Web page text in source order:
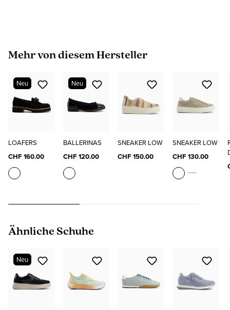
Produktgalerie überspringen
Mehr von diesem Hersteller
Neu
LOAFERS
CHF 160.00
Neu
BALLERINAS
CHF 120.00
SNEAKER LOW
CHF 150.00
SNEAKER LOW
CHF 130.00
Produktgalerie überspringen
Ähnliche Schuhe
Neu